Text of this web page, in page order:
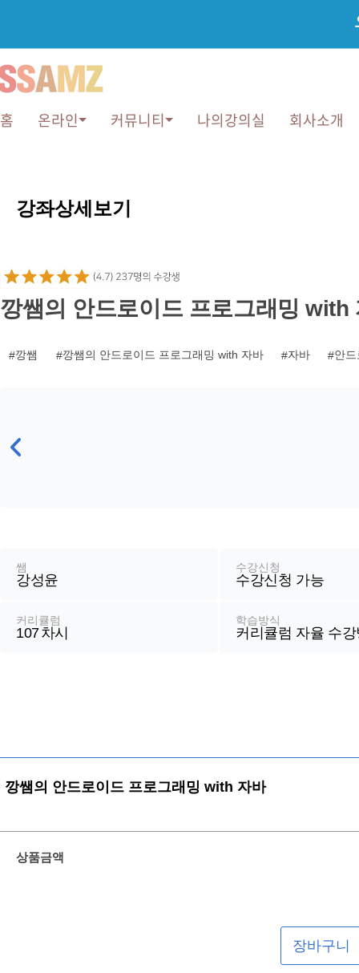
홈 온라인 커뮤니티 나의강의실 회사소개
강좌상세보기
깡쌤의 안드로이드 프로그래밍 with
깡쌤 깡쌤의 안드로이드 프로그래밍 with 자바 자바 안
쌤
강성윤
수강신청
수강신청 가능
커리큘럼
107차시
학습방식
커리큘럼 자율 수
깡쌤의 안드로이드 프로그래밍 with 자바
상품금액
장바구니